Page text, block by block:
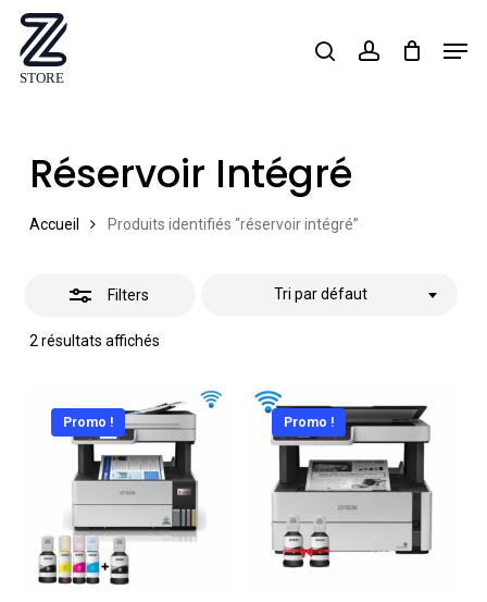
Skip
main
searchaccount
Réservoir Intégré
Accueil Produits identifiés “réservoir intégré”
Filters
2 résultats affichés
Tri par défaut
Close
Promo ! Promo !